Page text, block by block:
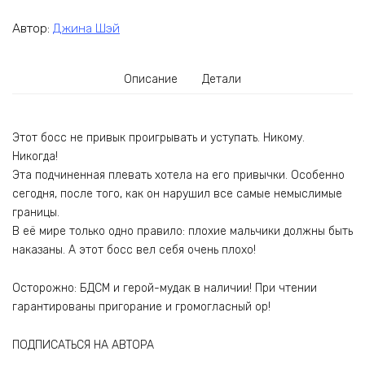
Автор: Джина Шэй
Описание Детали
Этот босс не привык проигрывать и уступать. Никому.
Никогда!
Эта подчиненная плевать хотела на его привычки. Особенно
сегодня, после того, как он нарушил все самые немыслимые
границы.
В её мире только одно правило: плохие мальчики должны быть
наказаны. А этот босс вел себя очень плохо!
Осторожно: БДСМ и герой-мудак в наличии! При чтении
гарантированы пригорание и громогласный ор!
ПОДПИСАТЬСЯ НА АВТОРА